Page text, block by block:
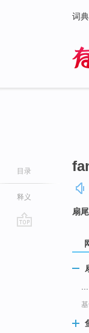
词典
目录
释义
扇